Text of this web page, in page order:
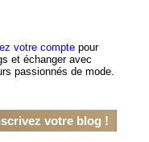
votre comptepour
et échanger avec
passionnés de mode.
votre blog !